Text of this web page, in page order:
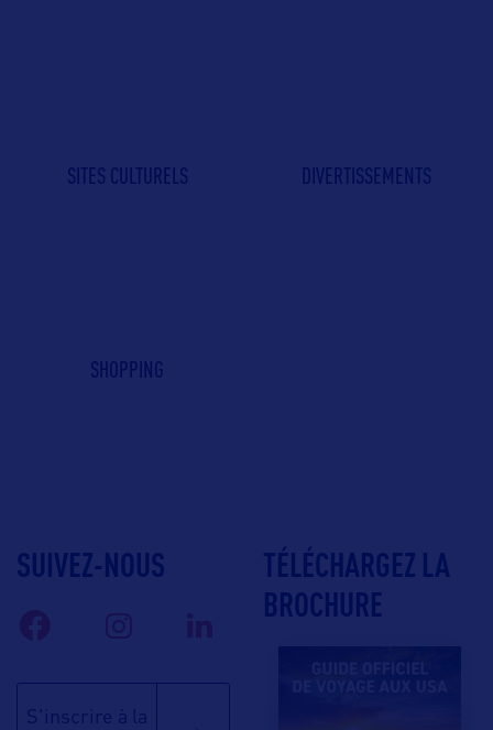
SITES CULTURELS DIVERTISSEMENTS
SHOPPING
SUIVEZ-NOUS
S'inscrire à la
TÉLÉCHARGEZ LA
BROCHURE